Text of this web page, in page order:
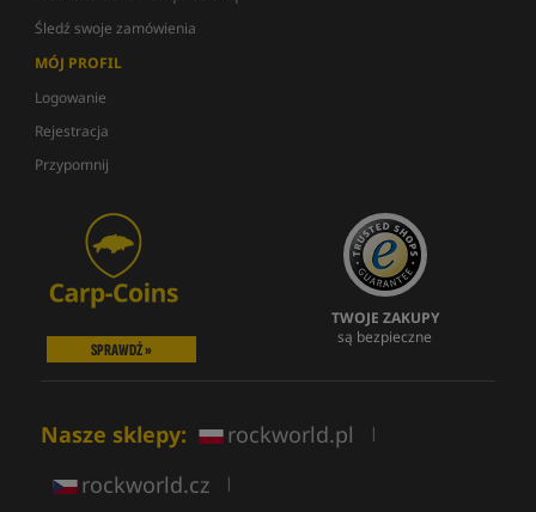
Śledź swoje zamówienia
MÓJ PROFIL
Logowanie
Rejestracja
Przypomnij
SPRAWDŹ »
TWOJE ZAKUPY
są bezpieczne
Nasze sklepy: rockworld.pl |
rockworld.cz |